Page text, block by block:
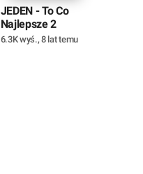
JEDEN - To Co
Najlepsze 2
6.3K wyś.,8 lat temu